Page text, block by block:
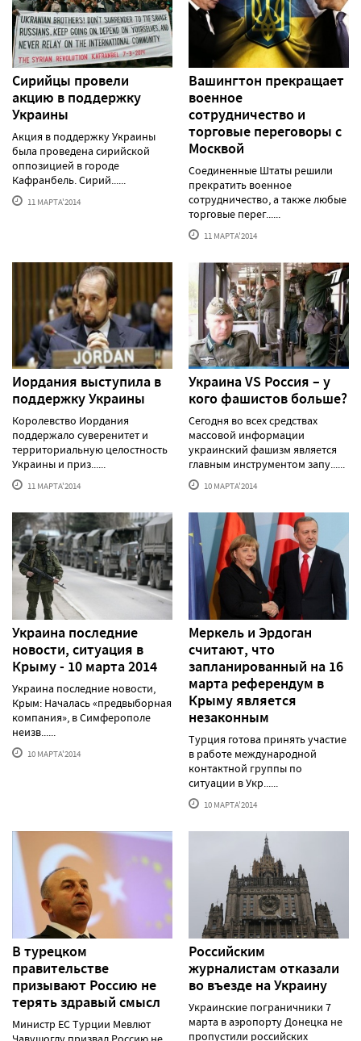
Сирийцы провели
акцию в поддержку
Украины
Акция в поддержку Украины
была проведена сирийской
оппозицией в городе
Кафранбель. Сирий......
11 МАРТА'2014
Вашингтон прекращает
военное
сотрудничество и
торговые переговоры с
Москвой
Соединенные Штаты решили
прекратить военное
сотрудничество, а также любые
торговые перег......
11 МАРТА'2014
Иордания выступила в
поддержку Украины
Королевство Иордания
поддержало суверенитет и
территориальную целостность
Украины и приз......
11 МАРТА'2014
Украина VS Россия – у
кого фашистов больше?
Сегодня во всех средствах
массовой информации
украинский фашизм является
главным инструментом запу......
10 МАРТА'2014
Украина последние
новости, ситуация в
Крыму - 10 марта 2014
Украина последние новости,
Крым: Началась «предвыборная
компания», в Симферополе
неизв......
10 МАРТА'2014
Меркель и Эрдоган
считают, что
запланированный на 16
марта референдум в
Крыму является
незаконным
Турция готова принять участие
в работе международной
контактной группы по
ситуации в Укр......
10 МАРТА'2014
В турецком
правительстве
призывают Россию не
терять здравый смысл
Министр ЕС Турции Мевлют
Российским
журналистам отказали
во въезде на Украину
Украинские пограничники 7
марта в аэропорту Донецка не
пропустили российских